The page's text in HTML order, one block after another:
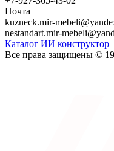
Почта
kuzneck.mir-
nestandart.mir-
Каталог ИИ конструктор
Все права защищены ©